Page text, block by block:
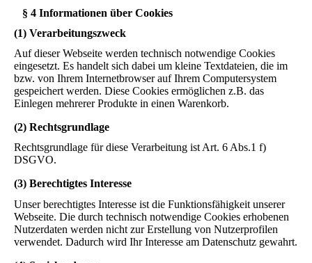
§ 4 Informationen über Cookies
(1) Verarbeitungszweck
Auf dieser Webseite werden technisch notwendige Cookies
eingesetzt. Es handelt sich dabei um kleine Textdateien, die im
bzw. von Ihrem Internetbrowser auf Ihrem Computersystem
gespeichert werden. Diese Cookies ermöglichen z.B. das
Einlegen mehrerer Produkte in einen Warenkorb.
(2) Rechtsgrundlage
Rechtsgrundlage für diese Verarbeitung ist Art. 6 Abs.1 f)
DSGVO.
(3) Berechtigtes Interesse
Unser berechtigtes Interesse ist die Funktionsfähigkeit unserer
Webseite. Die durch technisch notwendige Cookies erhobenen
Nutzerdaten werden nicht zur Erstellung von Nutzerprofilen
verwendet. Dadurch wird Ihr Interesse am Datenschutz gewahrt.